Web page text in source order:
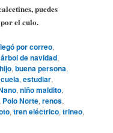
puedes
el culo.
por correo,
árbol de navidad,
,buena persona,
,estudiar,
,niño maldito,
Polo Norte,renos,
,tren eléctrico,trineo,